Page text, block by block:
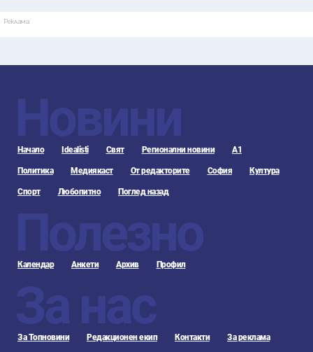
Реклама
Новини
Начало Idealisti Свят Регионални новини А1
Политика Медиякаст От редакторите София Култура
Спорт Любопитно Поглед назад
Полезно
Календар Анкети Архив Профил
За нас
За Топновини Редакционен екип Контакти За реклама